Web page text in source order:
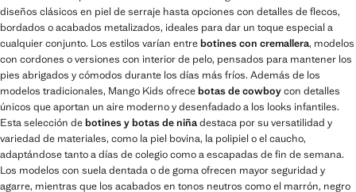
diseños clásicos en piel de serraje hasta opciones con detalles de flecos,
bordados o acabados metalizados, ideales para dar un toque especial a
cualquier conjunto. Los estilos varían entrebotines con cremallera, modelos
con cordones o versiones con interior de pelo, pensados para mantener los
pies abrigados y cómodos durante los días más fríos. Además de los
modelos tradicionales, Mango Kids ofrecebotas de cowboycon detalles
únicos que aportan un aire moderno y desenfadado a los looks infantiles.
Esta selección debotines y botas de niñadestaca por su versatilidad y
variedad de materiales, como la piel bovina, la polipiel o el caucho,
adaptándose tanto a días de colegio como a escapadas de fin de semana.
Los modelos con suela dentada o de goma ofrecen mayor seguridad y
agarre, mientras que los acabados en tonos neutros como el marrón, negro